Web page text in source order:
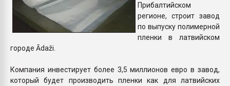
Прибалтийском
регионе, строит завод
по выпуску полимерной
пленки в латвийском
городе Ādaži.
Компания инвестирует более 3,5 миллионов евро в завод,
который будет производить пленки как для латвийских